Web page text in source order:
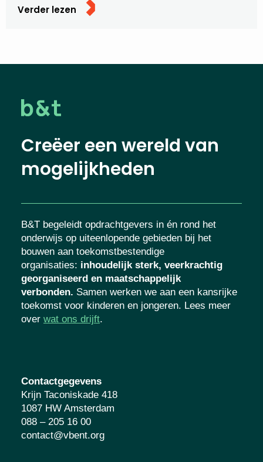
Verder lezen
Creëer een wereld van
mogelijkheden
B&T begeleidt opdrachtgevers in én rond het
onderwijs op uiteenlopende gebieden bij het
bouwen aan toekomstbestendige
organisaties: inhoudelijk sterk, veerkrachtig
georganiseerd en maatschappelijk
verbonden. Samen werken we aan een kansrijke
toekomst voor kinderen en jongeren. Lees meer
over wat ons drijft.
Contactgegevens
Krijn Taconiskade 418
1087 HW Amsterdam
088 – 205 16 00
contact@vbent.org